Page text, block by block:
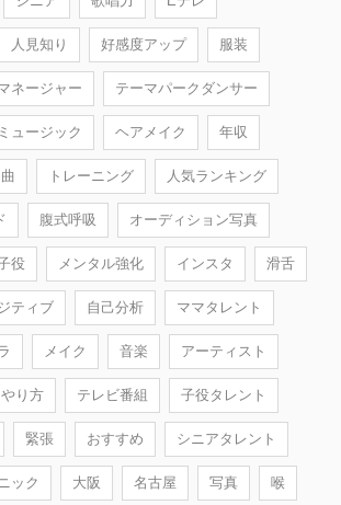
人見知り 好感度アップ 服装
ネージャー テーマパークダンサー
ュージック ヘアメイク 年収
曲 トレーニング 人気ランキング
腹式呼吸 オーディション写真
役 メンタル強化 インスタ 滑舌
ティブ 自己分析 ママタレント
メイク 音楽 アーティスト
やり方 テレビ番組 子役タレント
緊張 おすすめ シニアタレント
ック 大阪 名古屋 写真 喉